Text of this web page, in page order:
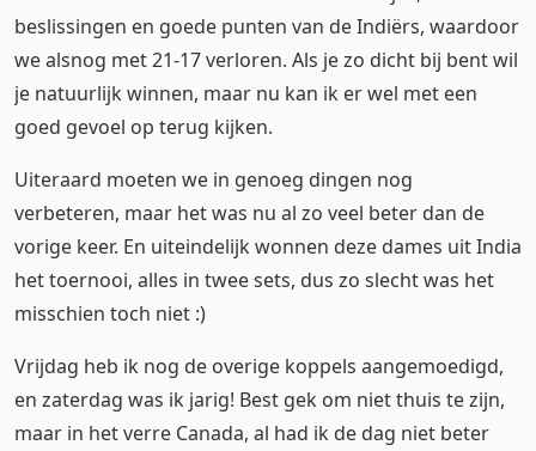
beslissingen en goede punten van de Indiërs, waardoor
we alsnog met 21-17 verloren. Als je zo dicht bij bent wil
je natuurlijk winnen, maar nu kan ik er wel met een
goed gevoel op terug kijken.
Uiteraard moeten we in genoeg dingen nog
verbeteren, maar het was nu al zo veel beter dan de
vorige keer. En uiteindelijk wonnen deze dames uit India
het toernooi, alles in twee sets, dus zo slecht was het
misschien toch niet :)
Vrijdag heb ik nog de overige koppels aangemoedigd,
en zaterdag was ik jarig! Best gek om niet thuis te zijn,
maar in het verre Canada, al had ik de dag niet beter